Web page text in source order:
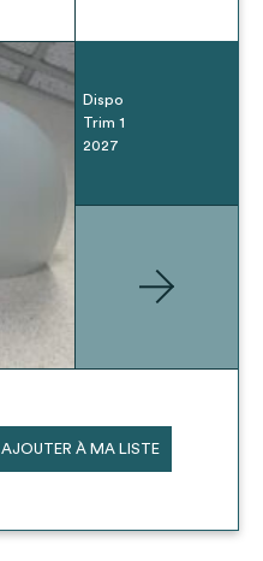
Dispo
Trim 1
2027
AJOUTER À MA LISTE